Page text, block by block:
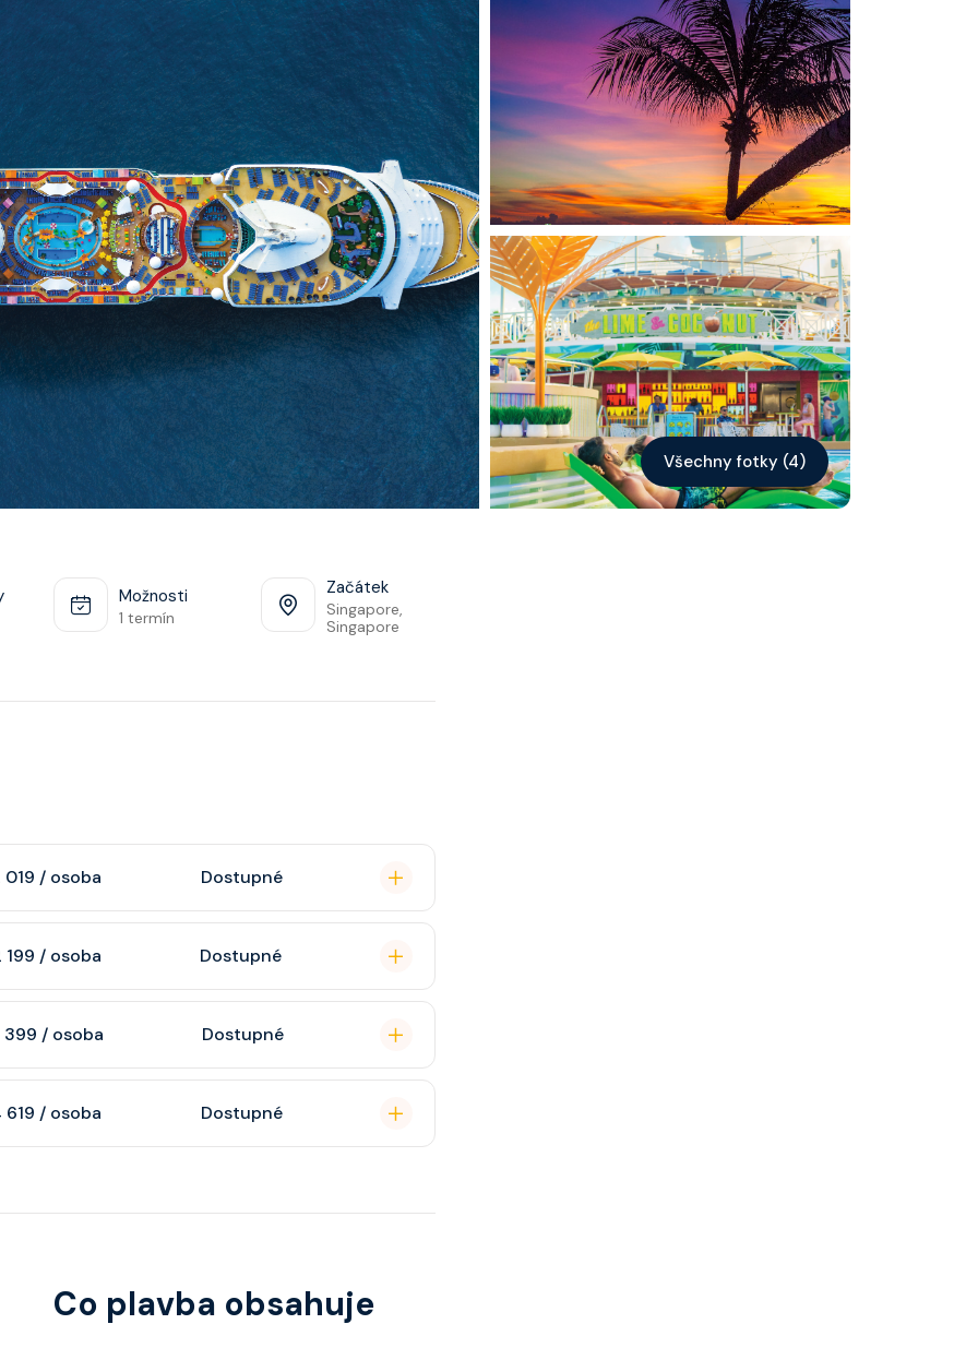
Kontakt
Vyhledat plavbu
Všechny fotky (4)
Možnosti
1 termín
Začátek
Singapore,
Singapore
019 / osoba Dostupné
koupelnu se
TV, rádio,
199 / osoba Dostupné
výhledem dle
399 / osoba Dostupné
koupelnu
TV,
619 / osoba Dostupné
šatnu,
Co plavba obsahuje